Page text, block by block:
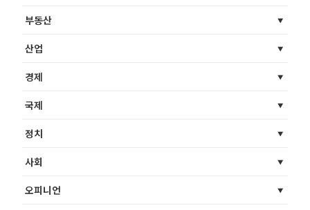
부동산
산업
경제
국제
정치
사회
오피니언